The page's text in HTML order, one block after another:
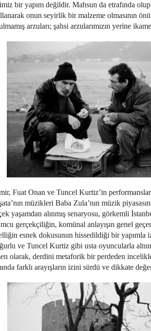
bir yapım değildir. Mahsun da etrafında
onun seyirlik bir malzeme olmasının
arzuları; şahsi arzularımızın yerine
Fuat Onan ve Tuncel Kurtiz’in
müzikleri Baba Zula’nın müzik
yaşamdan alınmış senaryosu, görkemli
gerçekçiliğin, komünal anlayışın genel
esnek dokusunun hissedildiği bir yapımla
ve Tuncel Kurtiz gibi usta oyuncularla
olarak, derdini metaforik bir perdeden
farklı arayışların izini sürdü ve dikkate değer